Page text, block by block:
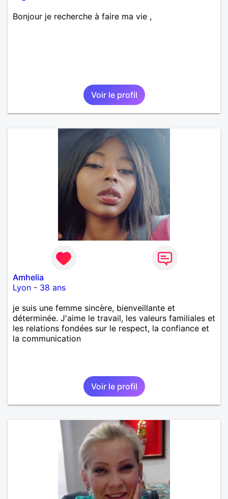
Bonjour je recherche à faire ma vie ,
Voir le profil
Amhelia
Lyon - 38 ans
je suis une femme sincère, bienveillante et
déterminée. J'aime le travail, les valeurs familiales et
les relations fondées sur le respect, la confiance et
la communication
Voir le profil